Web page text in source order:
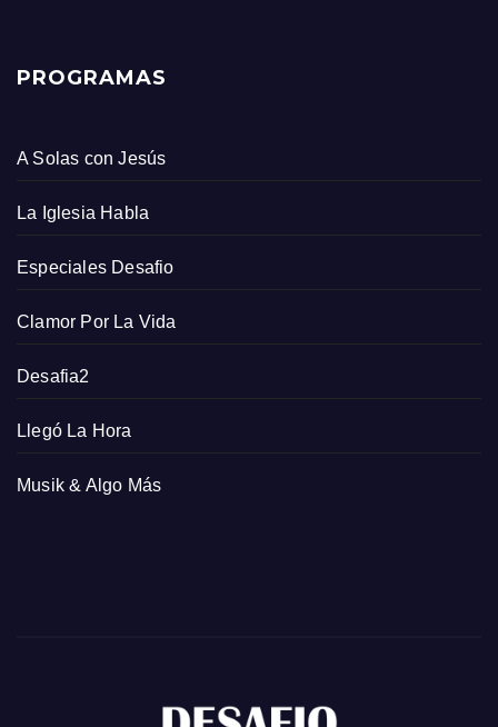
PROGRAMAS
A Solas con Jesús
La Iglesia Habla
Especiales Desafio
Clamor Por La Vida
Desafia2
Llegó La Hora
Musik & Algo Más